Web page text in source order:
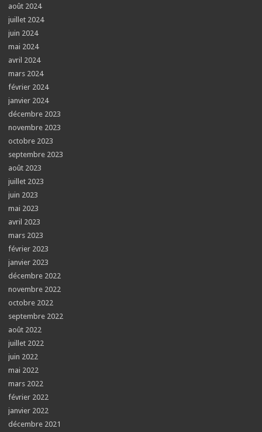
août 2024
juillet 2024
juin 2024
mai 2024
avril 2024
mars 2024
février 2024
janvier 2024
décembre 2023
novembre 2023
octobre 2023
septembre 2023
août 2023
juillet 2023
juin 2023
mai 2023
avril 2023
mars 2023
février 2023
janvier 2023
décembre 2022
novembre 2022
octobre 2022
septembre 2022
août 2022
juillet 2022
juin 2022
mai 2022
mars 2022
février 2022
janvier 2022
décembre 2021